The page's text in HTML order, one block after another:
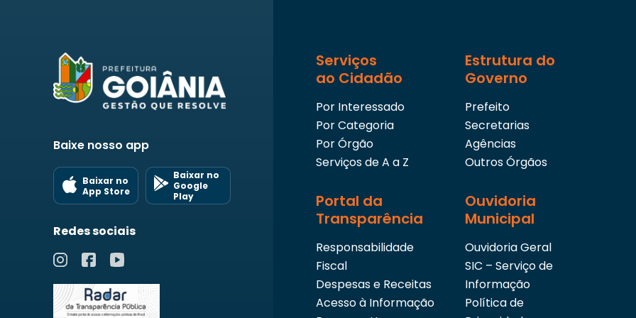
formalidades, obrigações, prorrogação de
conforme estabelecidos nos respectivos
Secretário a adoção de providências junto
judicial, quanto a matérias não
Secretário na solução dos casos omissos,
atividades correlatas às suas
Baixe nosso app
Baixar no
App Store
Baixar no
Google
Play
Redes sociais
Serviços
ao Cidadão
Por Interessado
Por Categoria
Por Órgão
Serviços de A a Z
Estrutura do
Governo
Prefeito
Secretarias
Agências
Outros Órgãos
Portal da
Transparência
Responsabilidade
Fiscal
Despesas e Receitas
Acesso à Informação
Ouvidoria
Municipal
Ouvidoria Geral
SIC – Serviço de
Informação
Política de